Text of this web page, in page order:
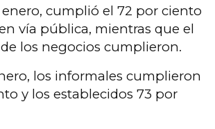
cumplió el 72 por ciento
vía pública, mientras que el
los negocios cumplieron.
los informales cumplieron
y los establecidos 73 por